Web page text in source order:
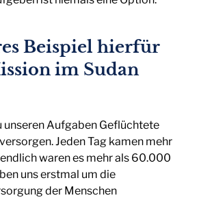
Beispiel hierfür
im Sudan
unseren Aufgaben Geflüchtete
Jeden Tag kamen mehr
waren es mehr als 60.000
uns erstmal um die
der Menschen